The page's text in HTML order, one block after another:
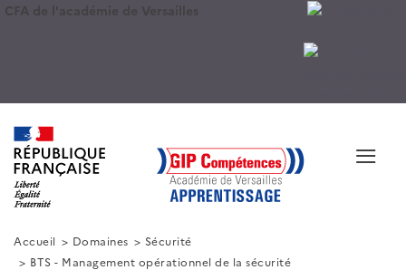
CFA de l'académie de Versailles
≡
Accueil Domaines
Sécurité
BTS - Management opérationnel de la sécurité